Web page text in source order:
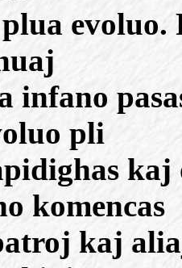
pli
kaj
komencas
kaj